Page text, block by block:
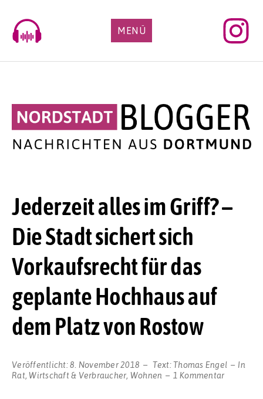
content
MENÜ
Jederzeit alles im Griff? –
Die Stadt sichert sich
Vorkaufsrecht für das
geplante Hochhaus auf
dem Platz von Rostow
Veröffentlicht:8. November 2018 Text:Thomas Engel
In
Rat,Wirtschaft & Verbraucher, Wohnen 1 Kommentarzu